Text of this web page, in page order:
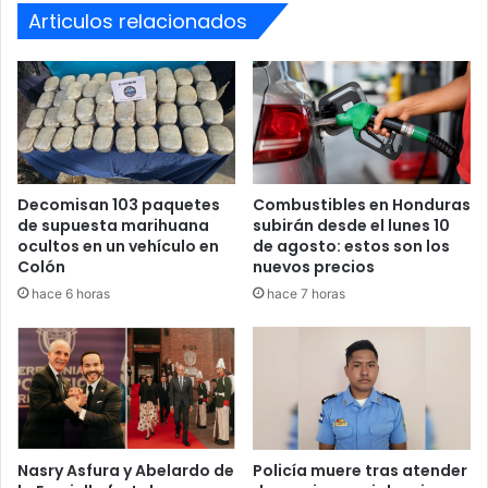
Articulos relacionados
Decomisan 103 paquetes
de supuesta marihuana
ocultos en un vehículo en
Colón
hace 6 horas
Combustibles en Honduras
subirán desde el lunes 10
de agosto: estos son los
nuevos precios
hace 7 horas
Nasry Asfura y Abelardo de
Policía muere tras atender